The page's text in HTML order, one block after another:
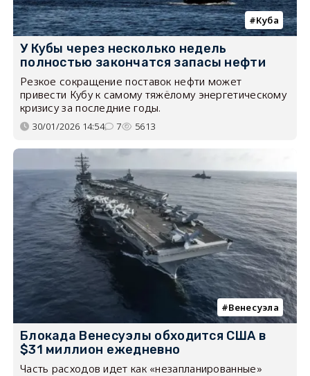
Куба
У Кубы через несколько недель
полностью закончатся запасы нефти
Резкое сокращение поставок нефти может
привести Кубу к самому тяжёлому энергетическому
кризису за последние годы.
30/01/2026 14:54 7 5613
Венесуэла
Блокада Венесуэлы обходится США в
$31 миллион ежедневно
Часть расходов идет как «незапланированные»